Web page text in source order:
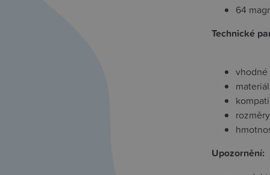
64
Technické
Upozornění: